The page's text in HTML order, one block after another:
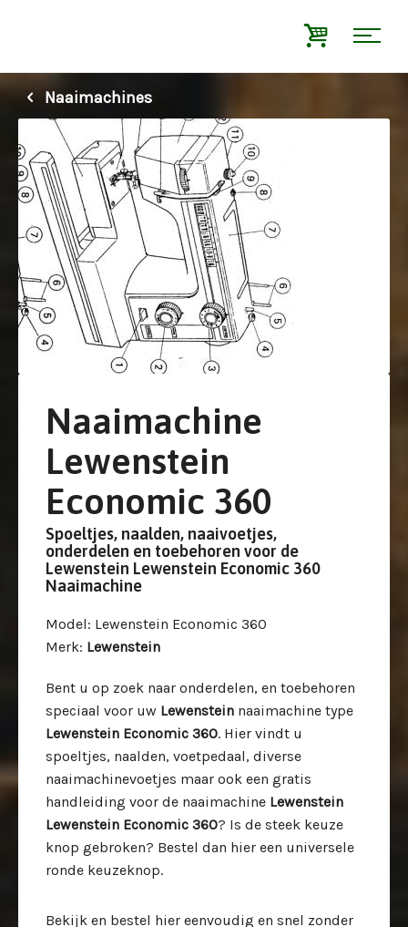
Naaimachines
Naaimachine
Lewenstein
Economic 360
Spoeltjes, naalden, naaivoetjes,
onderdelen en toebehoren voor de
Lewenstein Lewenstein Economic 360
Naaimachine
Model: Lewenstein Economic 360
Merk: Lewenstein
Bent u op zoek naar onderdelen, en toebehoren
speciaal voor uw Lewenstein naaimachine type
Lewenstein Economic 360. Hier vindt u
spoeltjes, naalden, voetpedaal, diverse
naaimachinevoetjes maar ook een gratis
handleiding voor de naaimachine Lewenstein
Lewenstein Economic 360? Is de steek keuze
knop gebroken? Bestel dan hier een universele
ronde keuzeknop.
Bekijk en bestel hier eenvoudig en snel zonder